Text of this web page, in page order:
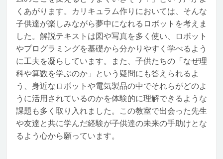
くあがります。カリキュラム作りにおいては、そんな
子供達が楽しみながら夢中になれるロボットを考えま
した。解説テキストは図や写真を多く使い、ロボット
やプログラミングを基礎から分かりやすく学べるよう
に工夫を凝らしています。また、子供たちの「なぜ理
科や算数を学ぶのか」という疑問にも答えられるよ
う、身近なロボットや電気製品の中でそれらがどのよ
うに活用されているのかを体験的に理解できるような
課題も多く取り入れました。この教室で出会った先生
や友達と共に学んだ経験が子供達の未来の手助けとな
るよう心から願っています。